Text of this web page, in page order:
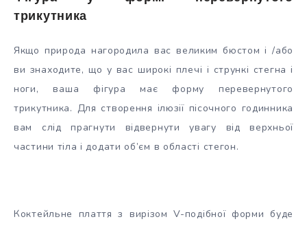
трикутника
Якщо природа нагородила вас великим бюстом і /або
ви знаходите, що у вас широкі плечі і стрункі стегна і
ноги, ваша фігура має форму перевернутого
трикутника. Для створення ілюзії пісочного годинника
вам слід прагнути відвернути увагу від верхньої
частини тіла і додати об’єм в області стегон.
Коктейльне плаття з вирізом V-подібної форми буде